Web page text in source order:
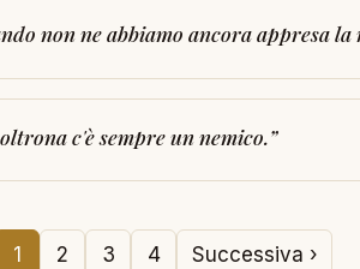
non ne abbiamo ancora appresa
c'è sempre un nemico.”
1 2 3 4 Successiva ›